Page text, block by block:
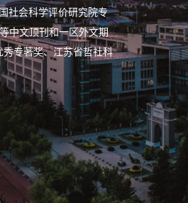
社会科学评价研究院专
中文顶刊和一区外文期
专著奖、江苏省哲社科